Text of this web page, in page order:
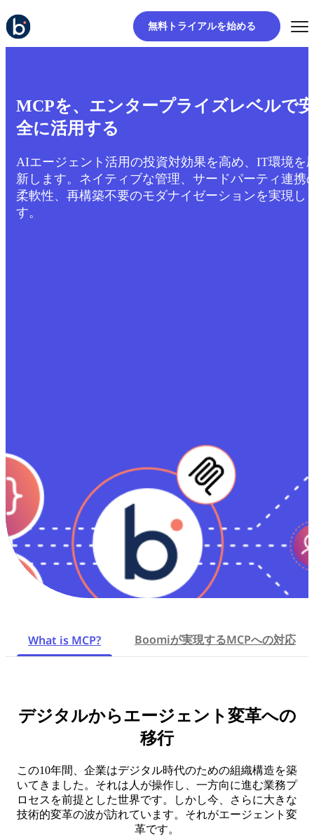
無料トライアルを始める
MCPを、エンタープライズレベルで
全に活用する
AIエージェント活用の投資対効果を高め、IT環境を
新します。ネイティブな管理、サードパーティ連携
柔軟性、再構築不要のモダナイゼーションを実現し
す。
What is MCP? Boomiが実現するMCPへの対応
デジタルからエージェント変革への
移行
この10年間、企業はデジタル時代のための組織構造を築
いてきました。それは人が操作し、一方向に進む業務プ
ロセスを前提とした世界です。しかし今、さらに大きな
技術的変革の波が訪れています。それがエージェント変
革です。